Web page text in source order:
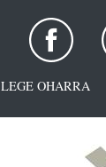
LEGE OHARRA